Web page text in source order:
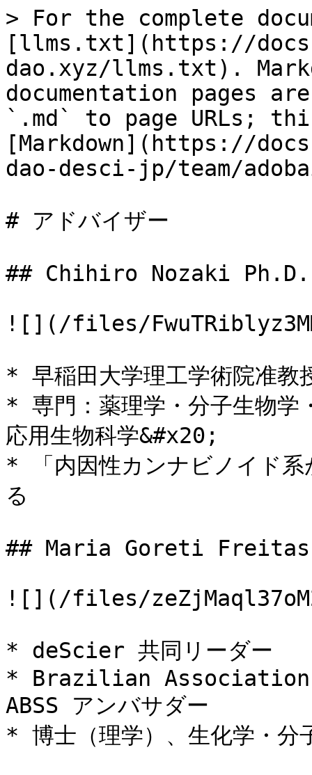
> For the complete
[llms.txt](https://
dao.xyz/llms.txt).
documentation pages
`.md` to page URLs;
[Markdown](https://
dao-desci-jp/team/
# アドバイザー
## Chihiro Nozaki Ph.D.
![](/files/
* 早稲田大学理工学術院准教
* 専門：薬理学・分子生物学
応用生物科学&#x20;
* 「内因性カンナビノイド系
る
## Maria Goreti
![](/files/
* deScier 共同リーダー
* Brazilian
ABSS アンバサダー
* 博士（理学）、生化学・分